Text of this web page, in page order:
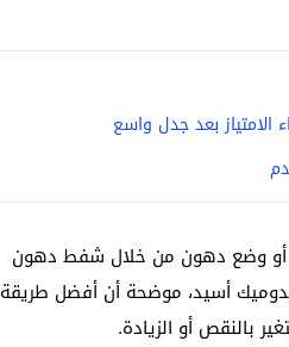
بعد جدل واسع
أو وضع دهون من خلال شفط دهون
أسيد، موضحة أن أفضل طريقة
بالنقص أو الزيادة.